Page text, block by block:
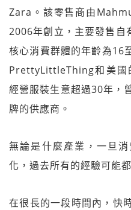
Zara。該零售商由
2006年創立，主要發售自
核心消費群體的年齡為16
PrettyLittleThing和美國
經營服裝生意超過30年
牌的供應商。
無論是什麼產業，一旦
化，過去所有的經驗可能
在很長的一段時間內，快